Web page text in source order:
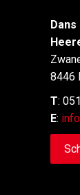
Dans
8446
T:
E: